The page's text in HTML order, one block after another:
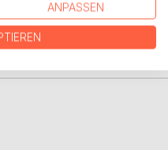
ANPASSEN